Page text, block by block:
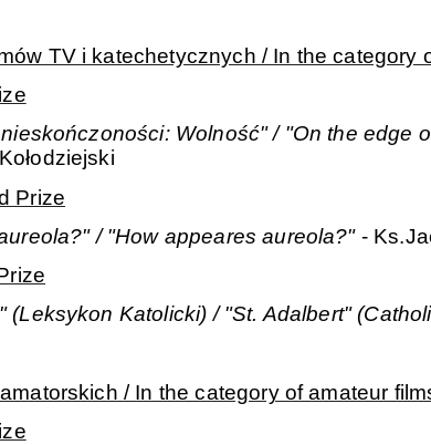
TV i katechetycznych / In the category
Wolność" / "On the edge
Prize
/ "How appeares aureola?"-
(Leksykon Katolicki) / "St. Adalbert"
/ In the category of amateur